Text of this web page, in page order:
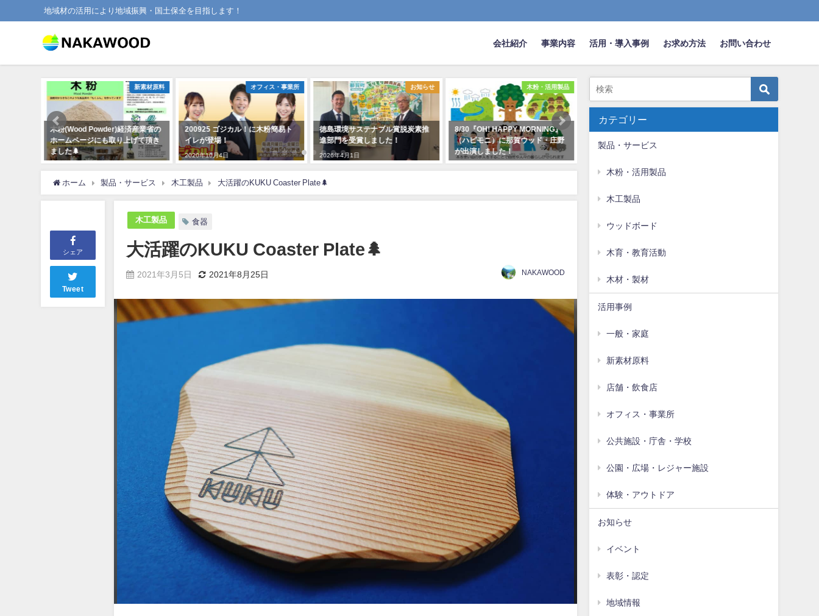
地域材の活用により地域振興・国土保全を目指します！
会社紹介 事業内容 活用・導入事例 お求め方法 お問い合わせ
新素材原料
木粉(Wood Powder)経済産業省の
ホームページにも取り上げて頂き
ました🌲
オフィス・事業所
200925 ゴジカル！に木粉簡易ト
イレが登場！
2020年10月4日
お知らせ
徳島環境サステナブル賞脱炭素推
進部門を受賞しました！
2026年4月1日
木粉・活用製品
8/30『OH! HAPPY MORNING』
（ハピモニ）に那賀ウッド・庄野
が出演しました！
動 JTBさんと一緒にクラウドフ
ァンディング挑戦！
ホーム 製品・サービス 木工製品 大活躍のKUKU Coaster Plate🌲
シェア
Tweet
木工製品 食器
大活躍のKUKU Coaster Plate🌲
2021年3月5日 2021年8月25日 NAKAWOOD
カテゴリー
製品・サービス
木粉・活用製品
木工製品
ウッドボード
木育・教育活動
木材・製材
活用事例
一般・家庭
新素材原料
店舗・飲食店
オフィス・事業所
公共施設・庁舎・学校
公園・広場・レジャー施設
体験・アウトドア
お知らせ
イベント
表彰・認定
地域情報